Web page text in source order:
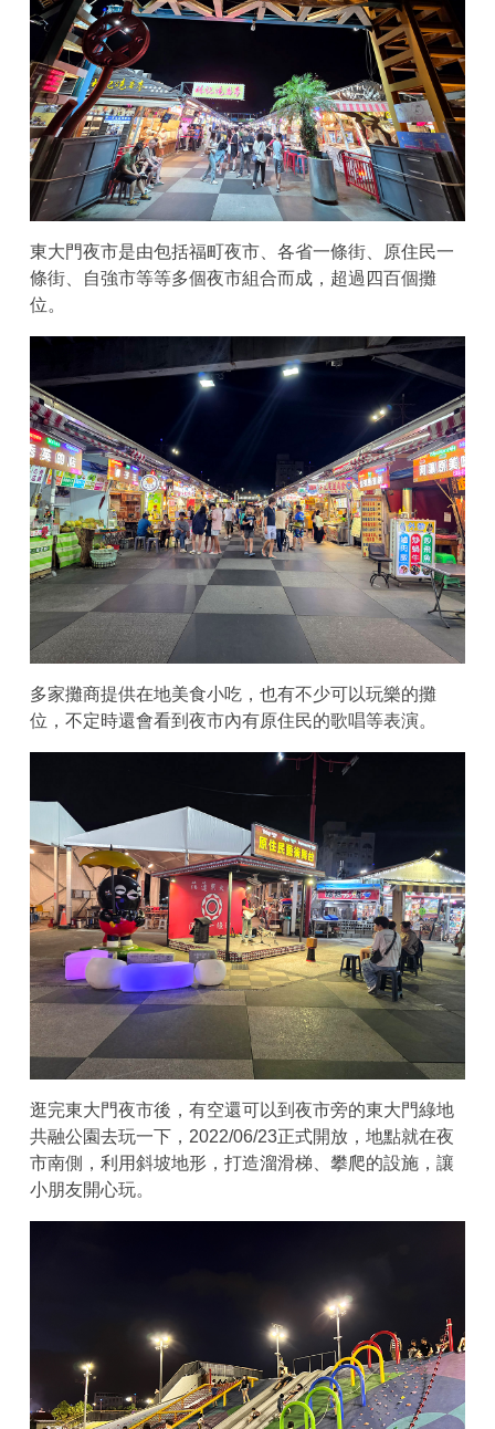
東大門夜市是由包括福町夜市、各省一條街、原住民一
條街、自強市等等多個夜市組合而成，超過四百個攤
位。
多家攤商提供在地美食小吃，也有不少可以玩樂的攤
位，不定時還會看到夜市內有原住民的歌唱等表演。
逛完東大門夜市後，有空還可以到夜市旁的東大門綠地
共融公園去玩一下，2022/06/23正式開放，地點就在夜
市南側，利用斜坡地形，打造溜滑梯、攀爬的設施，讓
小朋友開心玩。